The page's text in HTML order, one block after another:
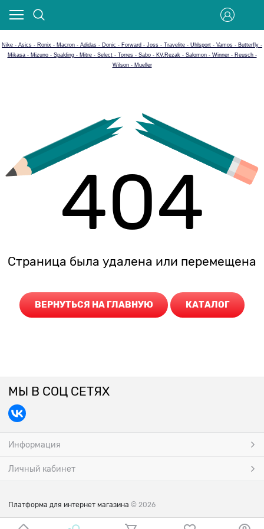
Nike - Asics - Ronix - Macron - Adidas - Donic - Forward - Joss - Travelite - Uhlsport - Vamos - Butterfly -
Mikasa - Mizuno - Spalding - Mitre - Select - Torres - Sabo - KV.Rezak - Salomon - Winner - Reusch -
Wilson - Mueller
404
Страница была удалена или перемещена
ВЕРНУТЬСЯ НА ГЛАВНУЮ КАТАЛОГ
МЫ В СОЦ СЕТЯХ
Информация
Личный кабинет
Платформа для интернет магазина © 2026